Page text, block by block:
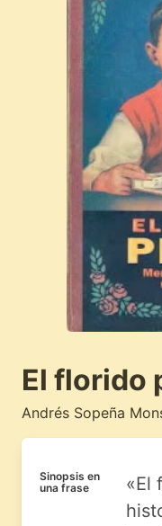
El florido
Andrés Sopeña
Sinopsis en
una frase
«El